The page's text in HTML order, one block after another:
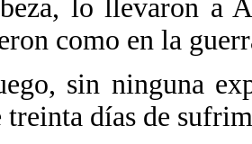
lo llevaron a
como en la
sin ninguna
treinta días de